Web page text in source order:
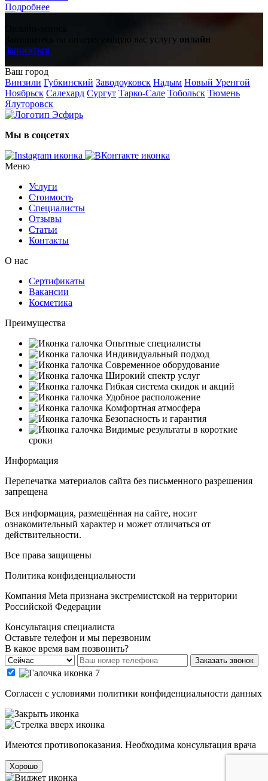
Подробнее
Запишитесь на интересующую вас услугу онлайн
Записаться
Ваш город
Винзили Губкинский Заводоуковск Надым Новый Уренгой
Ноябрьск Салехард Сургут Тарко-Сале Тобольск Тюмень
Ялуторовск
Мы в соцсетях
Меню
Услуги
Стоимость
Специалисты
Отзывы
Статьи
Контакты
О нас
Сертификаты
Вакансии
Косметика
Преимущества
Опытные специалисты
Индивидуальный подход
Современное оборудование
Широкий спектр услуг
Гибкая система скидок и акций
Удобное расположение
Комфортная атмосфера
Безопасность и гарантия
Видимые результаты в короткие
сроки
Информация
Перепечатка материалов сайта без письменного разрешения
запрещена
Вся информация, размещённая на сайте, носит
ознакомительный характер и может отличаться от
действительности.
Все права защищены
Политика конфиденциальности
Компания Meta признана экстремистской на территории
Российской Федерации
Консультация специалиста
Оставьте телефон и мы перезвоним
В какое время вам позвонить?
Заказать звонок
Cогласен с условиями политики конфиденциальности данных
Имеются противопоказания. Необходима консультация врача
Хорошо